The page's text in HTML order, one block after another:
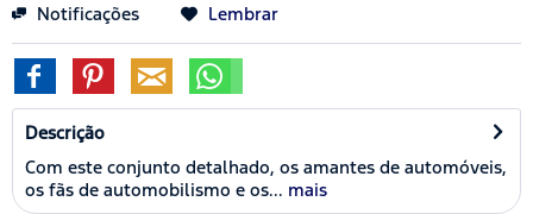
Notificações Lembrar
Descrição
Com este conjunto detalhado, os amantes de automóveis,
os fãs de automobilismo e os... mais